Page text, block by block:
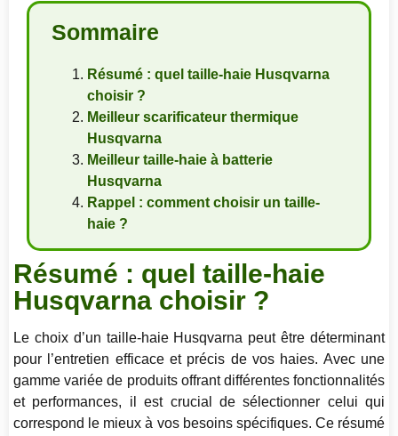
Sommaire
Résumé : quel taille-haie Husqvarna
choisir ?
Meilleur scarificateur thermique
Husqvarna
Meilleur taille-haie à batterie
Husqvarna
Rappel : comment choisir un taille-
haie ?
Résumé : quel taille-haie
Husqvarna choisir ?
Le choix d’un taille-haie Husqvarna peut être déterminant
pour l’entretien efficace et précis de vos haies. Avec une
gamme variée de produits offrant différentes fonctionnalités
et performances, il est crucial de sélectionner celui qui
correspond le mieux à vos besoins spécifiques. Ce résumé